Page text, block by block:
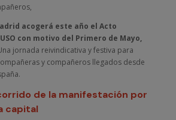
acogerá este año el Acto
con motivo del Primero de Mayo,
jornada reivindicativa y festiva para
y compañeros llegados desde
de la manifestación por
capital